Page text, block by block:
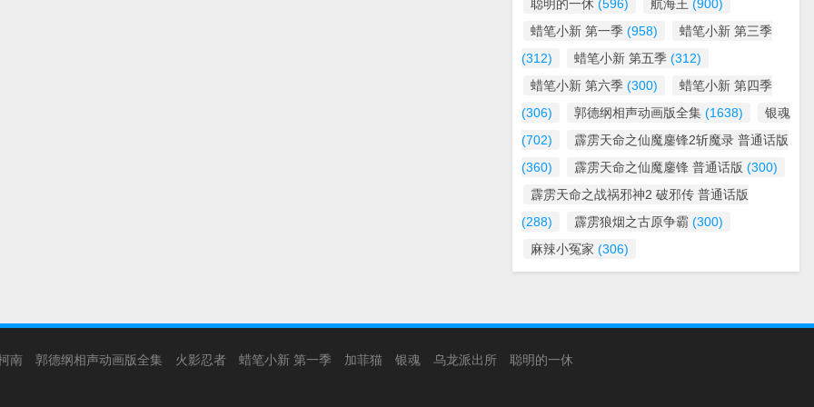
聪明的一休 (596) 航海王 (900)
蜡笔小新 第一季 (958)
蜡笔小新 第三季
(312)
蜡笔小新 第五季 (312)
蜡笔小新 第六季 (300)
蜡笔小新 第四季
(306)
郭德纲相声动画版全集 (1638)
银魂
(702)
霹雳天命之仙魔鏖锋2斩魔录 普通话版
(360)
霹雳天命之仙魔鏖锋 普通话版 (300)
霹雳天命之战祸邪神2 破邪传 普通话版
(288)
霹雳狼烟之古原争霸 (300)
麻辣小冤家 (306)
南 郭德纲相声动画版全集 火影忍者 蜡笔小新 第一季 加菲猫 银魂 乌龙派出所 聪明的一休